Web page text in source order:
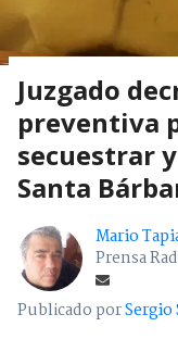
Juzgado
preventiva
secuestrar
Santa
Mario
Prensa
Publicado por